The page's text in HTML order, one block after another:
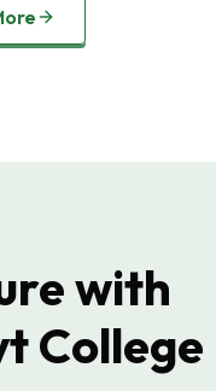
with
College